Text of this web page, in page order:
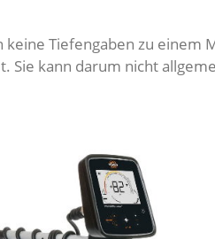
Tiefengaben zu
Sie kann darum nicht